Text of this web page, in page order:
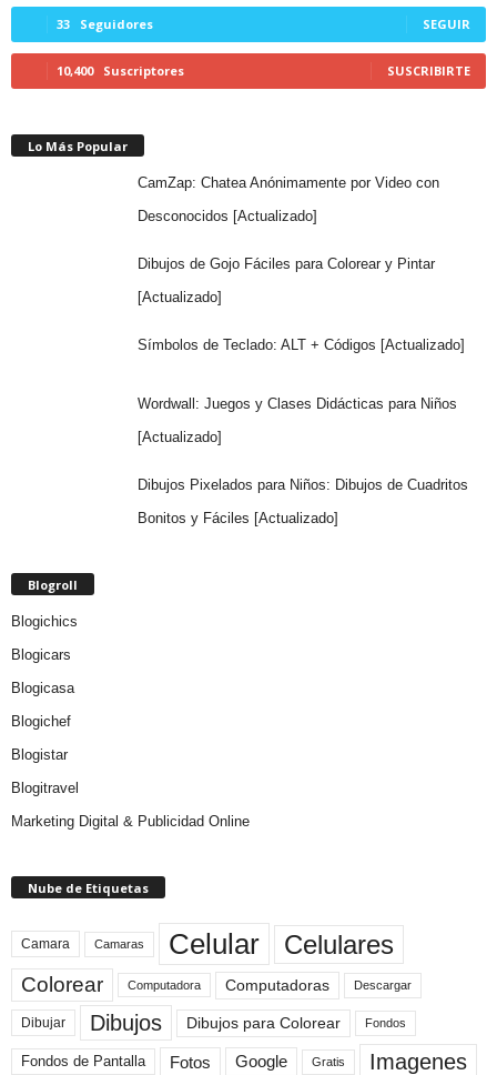
33 Seguidores SEGUIR
10,400 Suscriptores SUSCRIBIRTE
Lo Más Popular
CamZap: Chatea Anónimamente por Video con
Desconocidos [Actualizado]
Dibujos de Gojo Fáciles para Colorear y Pintar
[Actualizado]
Símbolos de Teclado: ALT + Códigos [Actualizado]
Wordwall: Juegos y Clases Didácticas para Niños
[Actualizado]
Dibujos Pixelados para Niños: Dibujos de Cuadritos
Bonitos y Fáciles [Actualizado]
Blogroll
Blogichics
Blogicars
Blogicasa
Blogichef
Blogistar
Blogitravel
Marketing Digital & Publicidad Online
Nube de Etiquetas
Camara Camaras Celular Celulares
Colorear Computadora Computadoras Descargar
Dibujar Dibujos Dibujos para Colorear Fondos
Fondos de Pantalla Fotos Google Gratis Imagenes